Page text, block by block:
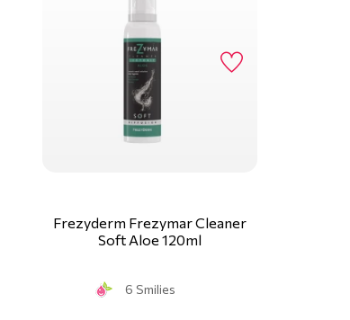
Frezyderm Frezymar Cleaner
Soft Aloe 120ml
6 Smilies